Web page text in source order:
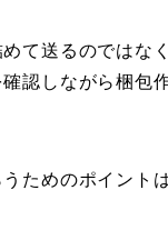
て送るのではな
認しながら梱包
ためのポイント